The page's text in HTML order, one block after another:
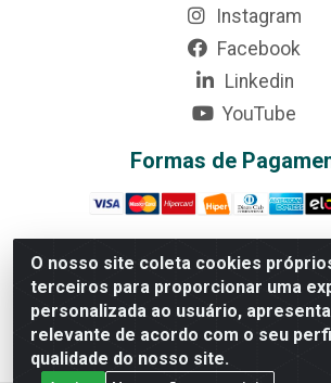
O nosso site coleta cookies
terceiros para proporcionar uma
personalizada ao usuário,
relevante de acordo com o seu
qualidade do nosso site.
Instagram
Facebook
Linkedin
YouTube
Formas de
Rede Brasil - Avenida Universitária, nº
Américas II Etapa - Anápolis/GO -
CNPJ 07.728.073/0002-24